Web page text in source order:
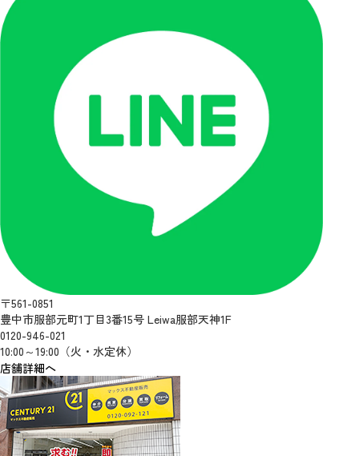
〒561-0851
豊中市服部元町1丁目3番15号 Leiwa服部天神1F
0120-946-021
10:00～19:00（火・水定休）
店舗詳細へ